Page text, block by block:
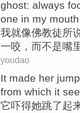
ghost: always
one in my mouth
我就像佛教徒所
一咬 ， 而不是嘴
youdao
It made her jump
from which it
它吓得她跳了起